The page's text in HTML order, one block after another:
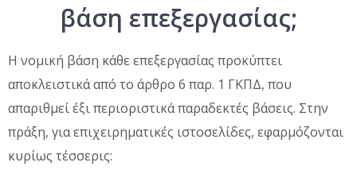
βάση επεξεργασίας;
Η νομική βάση κάθε επεξεργασίας προκύπτει
αποκλειστικά από το άρθρο 6 παρ. 1 ΓΚΠΔ, που
απαριθμεί έξι περιοριστικά παραδεκτές βάσεις. Στην
πράξη, για επιχειρηματικές ιστοσελίδες, εφαρμόζονται
κυρίως τέσσερις: